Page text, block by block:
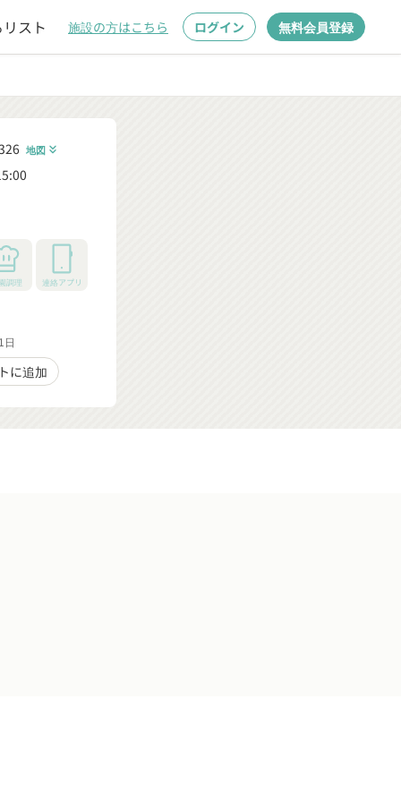
スト 施設の方はこちら ログイン 無料会員登録
地図 keyboard_double_arrow_down
調理 連絡アプリ
日
に追加